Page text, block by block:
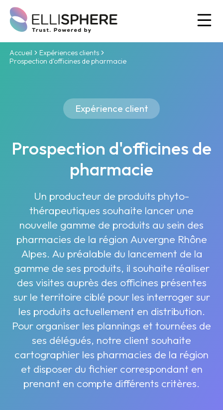
Accueil
Expériences clients
Prospection d'officines de pharmacie
Expérience client
Prospection d'officines de
pharmacie
Un producteur de produits phyto-
thérapeutiques souhaite lancer une
nouvelle gamme de produits au sein des
pharmacies de la région Auvergne Rhône
Alpes. Au préalable du lancement de la
gamme de ses produits, il souhaite réaliser
des visites auprès des officines présentes
sur le territoire ciblé pour les interroger sur
les produits actuellement en distribution.
Pour organiser les plannings et tournées de
ses délégués, notre client souhaite
cartographier les pharmacies de la région
et disposer du fichier correspondant en
prenant en compte différents critères.